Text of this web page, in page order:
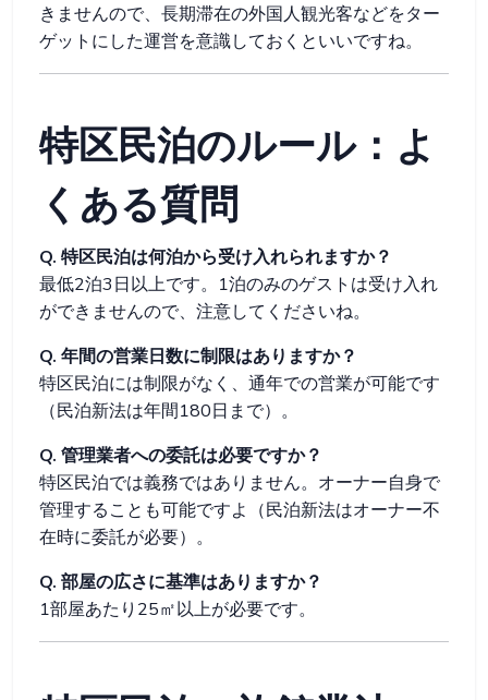
きませんので、長期滞在の外国人観光客などをター
ゲットにした運営を意識しておくといいですね。
特区民泊のルール：よ
くある質問
Q. 特区民泊は何泊から受け入れられますか？
最低2泊3日以上です。1泊のみのゲストは受け入れ
ができませんので、注意してくださいね。
Q. 年間の営業日数に制限はありますか？
特区民泊には制限がなく、通年での営業が可能です
（民泊新法は年間180日まで）。
Q. 管理業者への委託は必要ですか？
特区民泊では義務ではありません。オーナー自身で
管理することも可能ですよ（民泊新法はオーナー不
在時に委託が必要）。
Q. 部屋の広さに基準はありますか？
1部屋あたり25㎡以上が必要です。